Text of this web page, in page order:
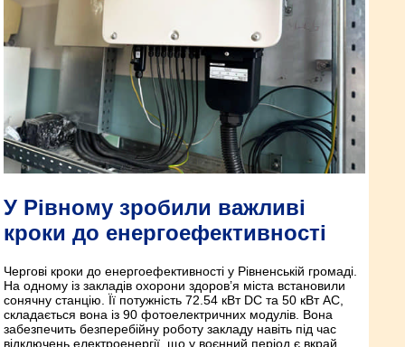
У Рівному зробили важливі
кроки до енергоефективності
Чергові кроки до енергоефективності у Рівненській громаді.
На одному із закладів охорони здоров’я міста встановили
сонячну станцію. Її потужність 72.54 кВт DC та 50 кВт AC,
складається вона із 90 фотоелектричних модулів. Вона
забезпечить безперебійну роботу закладу навіть під час
відключень електроенергії, що у воєнний період є вкрай